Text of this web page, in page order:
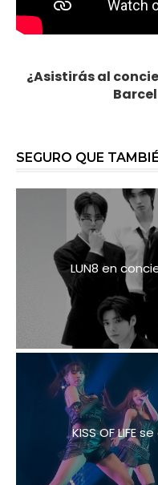
¿Asistirás al
SEGURO QUE
LUN8 en
KISS OF LIFE